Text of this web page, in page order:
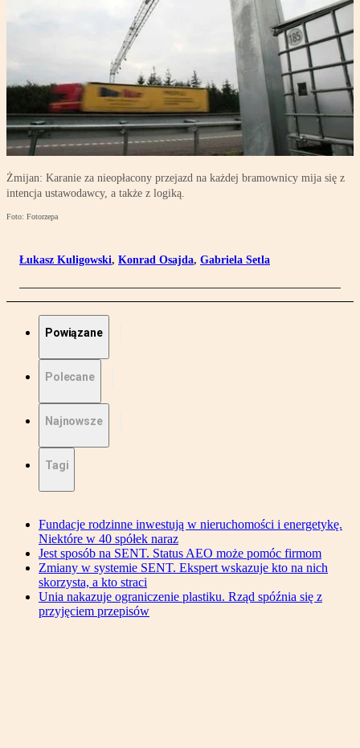
Żmijan: Karanie za nieopłacony przejazd na każdej bramownicy mija się z
intencja ustawodawcy, a także z logiką.
Foto: Fotorzepa
Łukasz Kuligowski, Konrad Osajda, Gabriela Setla
Powiązane
Polecane
Najnowsze
Tagi
Fundacje rodzinne inwestują w nieruchomości i energetykę.
Niektóre w 40 spółek naraz
Jest sposób na SENT. Status AEO może pomóc firmom
Zmiany w systemie SENT. Ekspert wskazuje kto na nich
skorzysta, a kto straci
Unia nakazuje ograniczenie plastiku. Rząd spóźnia się z
przyjęciem przepisów